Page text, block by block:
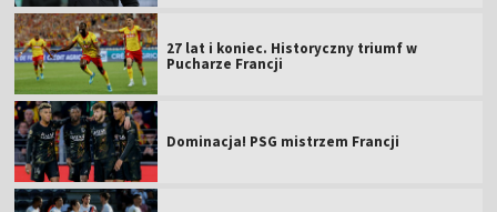
27 lat i koniec. Historyczny triumf w
Pucharze Francji
Dominacja! PSG mistrzem Francji